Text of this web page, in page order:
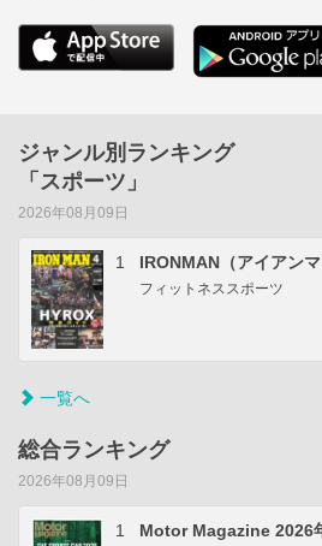
ジャンル別ランキング
「スポーツ」
2026年08月09日
1 IRONMAN（アイアン
フィットネススポーツ
一覧へ
総合ランキング
2026年08月09日
1 Motor Magazine 2026